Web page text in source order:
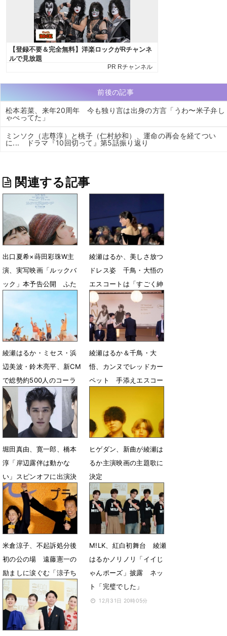
前後の記事
松本若菜、来年20周年 今も独り言は出身の方言「うわ〜米子弁し
ゃべってた」
ミンソク（志尊淳）と桃子（仁村紗和）、運命の再会を経てつい
に... ドラマ『10回切って』第5話振り返り
関連する記事
出口夏希×蒔田彩珠W主
演、実写映画「ルックバ
ック」本予告公開 ふた
６人を発表
7月15日 13時15分
綾瀬はるか、美しさ放つ
ドレス姿 千鳥・大悟の
エスコートは「すごく紳
士的だった」
6月1日 22時26分
綾瀬はるか・ミセス・浜
辺美波・鈴木亮平、新CM
で総勢約500人のコーラ
ス隊・楽器隊とともに
「GOOD DAY」を歌唱
5月19日 15時00分
綾瀬はるか＆千鳥・大
悟、カンヌでレッドカー
ペット 手添えエスコー
5月18日 08時29分
堀田真由、寛一郎、橋本
淳「岸辺露伴は動かな
い」スピンオフに出演決
定＆あらすじも公開
3月24日 18時05分
ヒゲダン、新曲が綾瀬は
るか主演映画の主題歌に
決定
2月18日 12時00分
米倉涼子、不起訴処分後
初の公の場 遠藤憲一の
励ましに涙ぐむ「涼子ち
ゃん、良かったね」
2月11日 03時30分
M!LK、紅白初舞台 綾瀬
はるかノリノリ「イイじ
ゃんポーズ」披露 ネッ
ト「完璧でした」
12月31日 20時05分